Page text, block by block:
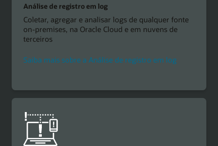
Análise de registro em log
Coletar, agregar e analisar logs de qualquer fonte
on-premises, na Oracle Cloud e em nuvens de
terceiros
Saiba mais sobre a Análise de registro em log